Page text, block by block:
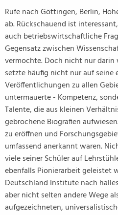
Rufe nach Göttingen, Berlin,
ab. Rückschauend ist
auch betriebswirtschaftliche
Gegensatz zwischen
vermochte. Doch nicht nur darin
setzte häufig nicht nur auf seine
Veröffentlichungen zu allen
untermauerte - Kompetenz,
Talente, die aus kleinen
gebrochene Biografien
zu eröffnen und
umfassend anerkannt waren.
viele seiner Schüler auf
ebenfalls Pionierarbeit geleistet
Deutschland Institute nach
aber nicht selten andere Wege
aufgezeichneten,